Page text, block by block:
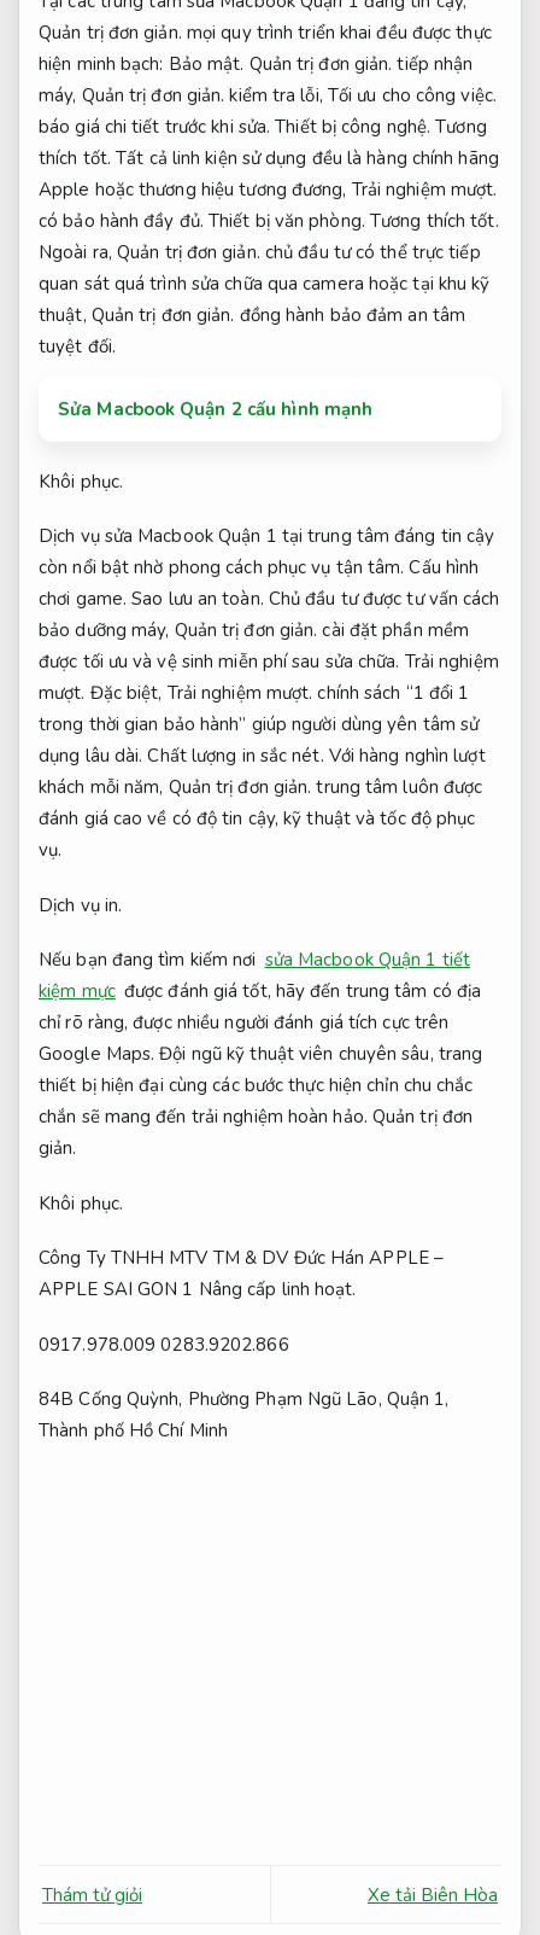
Quản trị đơn giản. mọi quy trình triển khai đều được thực
hiện minh bạch: Bảo mật. Quản trị đơn giản. tiếp nhận
máy, Quản trị đơn giản. kiểm tra lỗi, Tối ưu cho công việc.
báo giá chi tiết trước khi sửa.Thiết bị công nghệ. Tương
thích tốt. Tất cả linh kiện sử dụng đều là hàng chính hãng
Apple hoặc thương hiệu tương đương, Trải nghiệm mượt.
có bảo hành đầy đủ. Thiết bị văn phòng. Tương thích tốt.
Ngoài ra, Quản trị đơn giản. chủ đầu tư có thể trực tiếp
quan sát quá trình sửa chữa qua camera hoặc tại khu kỹ
thuật, Quản trị đơn giản. đồng hành bảo đảm an tâm
tuyệt đối.
Sửa Macbook Quận 2 cấu hình mạnh
Khôi phục.
Dịch vụ sửa Macbook Quận 1 tại trung tâm đáng tin cậy
còn nổi bật nhờ phong cách phục vụ tận tâm.Cấu hình
chơi game. Sao lưu an toàn. Chủ đầu tư được tư vấn cách
bảo dưỡng máy, Quản trị đơn giản. cài đặt phần mềm
được tối ưu và vệ sinh miễn phí sau sửa chữa. Trải nghiệm
mượt. Đặc biệt, Trải nghiệm mượt. chính sách “1 đổi 1
trong thời gian bảo hành” giúp người dùng yên tâm sử
dụng lâu dài.Chất lượng in sắc nét. Với hàng nghìn lượt
khách mỗi năm, Quản trị đơn giản. trung tâm luôn được
đánh giá cao về có độ tin cậy, kỹ thuật và tốc độ phục
vụ.
Dịch vụ in.
Nếu bạn đang tìm kiếm nơi sửa Macbook Quận 1 tiết
kiệm mực được đánh giá tốt, hãy đến trung tâm có địa
chỉ rõ ràng, được nhiều người đánh giá tích cực trên
Google Maps. Đội ngũ kỹ thuật viên chuyên sâu, trang
thiết bị hiện đại cùng các bước thực hiện chỉn chu chắc
chắn sẽ mang đến trải nghiệm hoàn hảo. Quản trị đơn
giản.
Khôi phục.
Công Ty TNHH MTV TM & DV Đức Hán APPLE –
APPLE SAI GON 1 Nâng cấp linh hoạt.
0917.978.0090283.9202.866
84B Cống Quỳnh, Phường Phạm Ngũ Lão, Quận 1,
Thành phố Hồ Chí Minh
Thám tử giỏi Xe tải Biên Hòa